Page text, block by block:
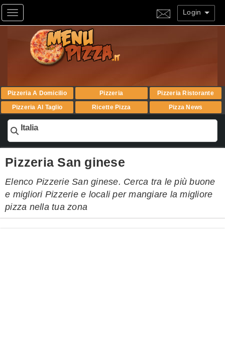
Toggle navigation Login
Pizzeria A Domicilio Pizzeria
Pizzeria Ristorante
Pizzeria Al Taglio
Ricette Pizza Pizza News
Italia
Pizzeria San ginese
Elenco Pizzerie San ginese. Cerca tra le più buone
e migliori Pizzerie e locali per mangiare la migliore
pizza nella tua zona